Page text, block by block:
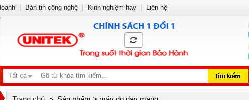
Tất cả
Bản tin công nghệ Kinh nghiệm hay Liên hệ